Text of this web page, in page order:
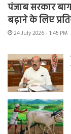
पंजाब सरकार
बढ़ाने के लिए
24 July 2026 - 1:45 PM